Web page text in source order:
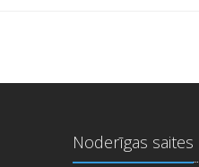
Noderīgas saites